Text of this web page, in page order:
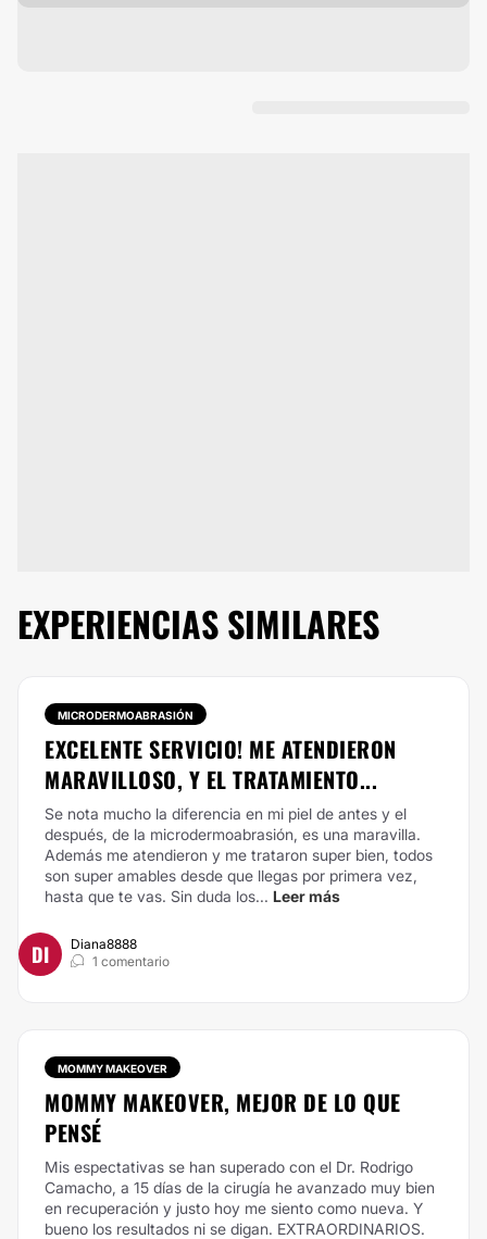
EXPERIENCIAS SIMILARES
MICRODERMOABRASIÓN
EXCELENTE SERVICIO! ME ATENDIERON
MARAVILLOSO, Y EL TRATAMIENTO...
Se nota mucho la diferencia en mi piel de antes y el
después, de la microdermoabrasión, es una maravilla.
Además me atendieron y me trataron super bien, todos
son super amables desde que llegas por primera vez,
hasta que te vas. Sin duda los... Leer más
DI
Diana8888
1 comentario
MOMMY MAKEOVER
MOMMY MAKEOVER, MEJOR DE LO QUE
PENSÉ
Mis espectativas se han superado con el Dr. Rodrigo
Camacho, a 15 días de la cirugía he avanzado muy bien
en recuperación y justo hoy me siento como nueva. Y
bueno los resultados ni se digan. EXTRAORDINARIOS.